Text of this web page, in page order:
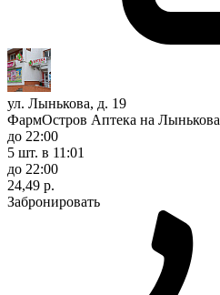
ул. Лынькова, д. 19
ФармОстров Аптека на Лынькова
до 22:00
5 шт. в 11:01
до 22:00
24,49 р.
Забронировать